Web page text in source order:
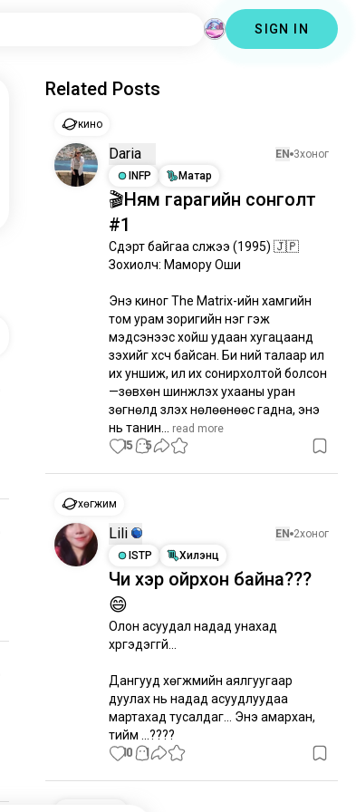
SIGN IN
Related Posts
кино
Daria EN 3хоног
INFP
Матар
🎬Ням гарагийн сонголт
#1
Сүүдэрт байгаа сүлжээ (1995) 🇯🇵
Зохиолч: Мамору Оши
Энэ киног The Matrix-ийн хамгийн
том урам зоригийн нэг гэж
мэдсэнээс хойш удаан хугацаанд
үзэхийг хүсч байсан. Би үүний талаар илүү
их уншиж, илүү их сонирхолтой болсон
—зөвхөн шинжлэх ухааны уран
зөгнөлд үзүүлэх нөлөөнөөс гадна, энэ
нь танин...
read more
15 5
хөгжим
Lili EN 2хоног
ISTP
Хилэнц
Чи хэр ойрхон байна???
😄
Олон асуудал надад унахад
хүргэдэггүй...
Дангууд хөгжмийн аялгуугаар
дуулах нь надад асуудлуудаа
мартахад тусалдаг... Энэ амархан,
тийм үү...????
10 1